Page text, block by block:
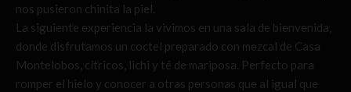
nos pusieron chinita la piel.
La siguiente experiencia la vivimos en una sala de bienvenida,
donde disfrutamos un coctel preparado con mezcal de Casa
Montelobos, cítricos, lichi y té de mariposa. Perfecto para
romper el hielo y conocer a otras personas que al igual que